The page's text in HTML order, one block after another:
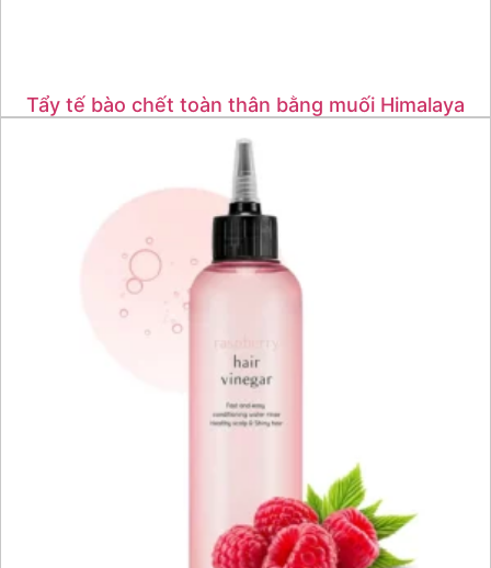
Tẩy tế bào chết toàn thân bằng muối Himalaya